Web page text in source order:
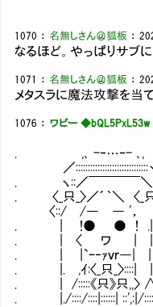
1070 ： 名無しさん＠狐板 ：
なるほど。やっぱりサブに
1071 ： 名無しさん＠狐板 ：
メタスラに魔法攻撃を当
1076 ： ワビー ◆bQL5PxL53w
. ,､ -‐…‐- ､,
／::::::::::::::::::::::::::::::
. ヽ::／￣￣￣￣＼〈
. 〈_只_〉／´｀＼ 〈_只
〈::/ /― ― '，
. | !● ● ! .| | うっ
. | 〈 ワ | |
. | |`ｰ‐ｧｖｒ―| | |
. |. ,ｲ:〈_只_〉::::|
. | /:::::《只》只,,〉
. |./::::/::::|::::::| ::',:|/::::